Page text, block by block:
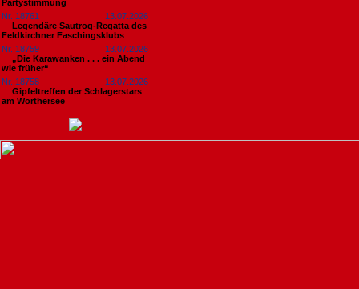
Partystimmung
Nr. 18761
13.07.2026
Legendäre Sautrog-Regatta des
Feldkirchner Faschingsklubs
Nr. 18759
13.07.2026
„Die Karawanken . . . ein Abend
wie früher“
Nr. 18758
13.07.2026
Gipfeltreffen der Schlagerstars
am Wörthersee